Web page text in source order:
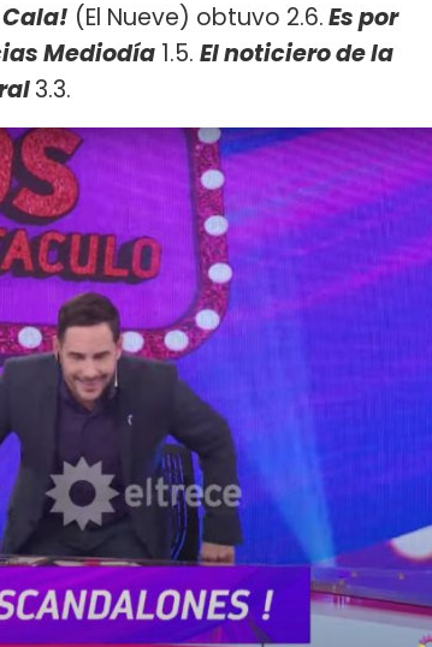
(El Nueve) obtuvo 2.6.Es por
Mediodía 1.5. El noticiero de la
3.3.